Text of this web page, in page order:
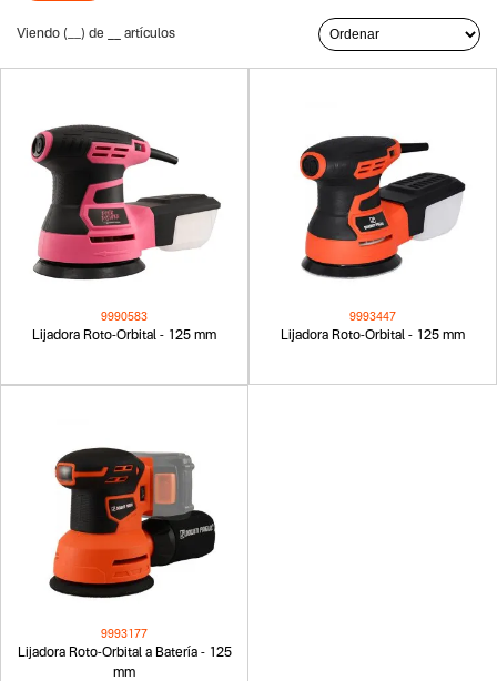
Viendo ( ) de artículos
Lijadora Roto-Orbital - 125 mm
9990583
Lijadora Roto-Orbital - 125 mm
9993447
Lijadora Roto-Orbital a Batería - 125
mm
9993177